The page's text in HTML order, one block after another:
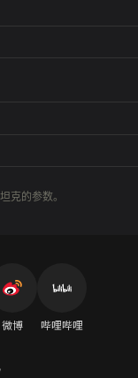
克的参数。
微博 哔哩哔哩